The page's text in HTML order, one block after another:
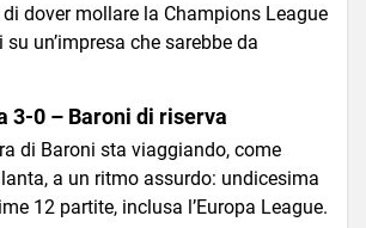
dover mollare la Champions League
un’impresa che sarebbe da
3-0 – Baroni di riserva
di Baroni sta viaggiando, come
a un ritmo assurdo: undicesima
12 partite, inclusa l’Europa League.